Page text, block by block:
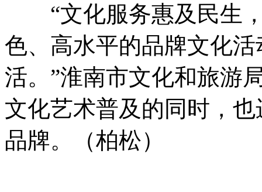
“文化服务惠及民生，
色、高水平的品牌文化
活。”淮南市文化和旅游
文化艺术普及的同时，
品牌。（柏松）